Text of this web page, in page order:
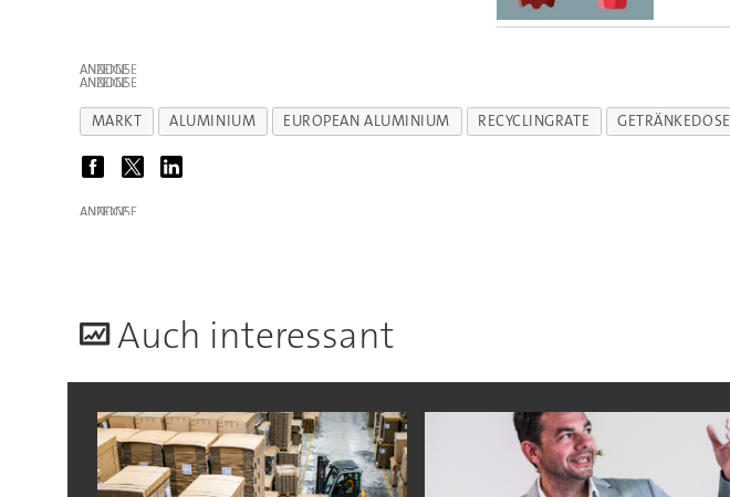
ANZEIGE
ANZEIGE
MARKT ALUMINIUM EUROPEAN ALUMINIUM RECYCLINGRATE GETRÄNKEDOSE
ANZEIGE
Auch interessant